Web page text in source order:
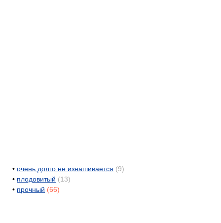
• очень долго не изнашивается (9)
• плодовитый (13)
• прочный (66)